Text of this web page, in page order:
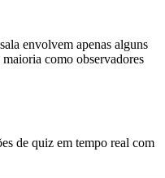
envolvem apenas alguns
como observadores
de quiz em tempo real com